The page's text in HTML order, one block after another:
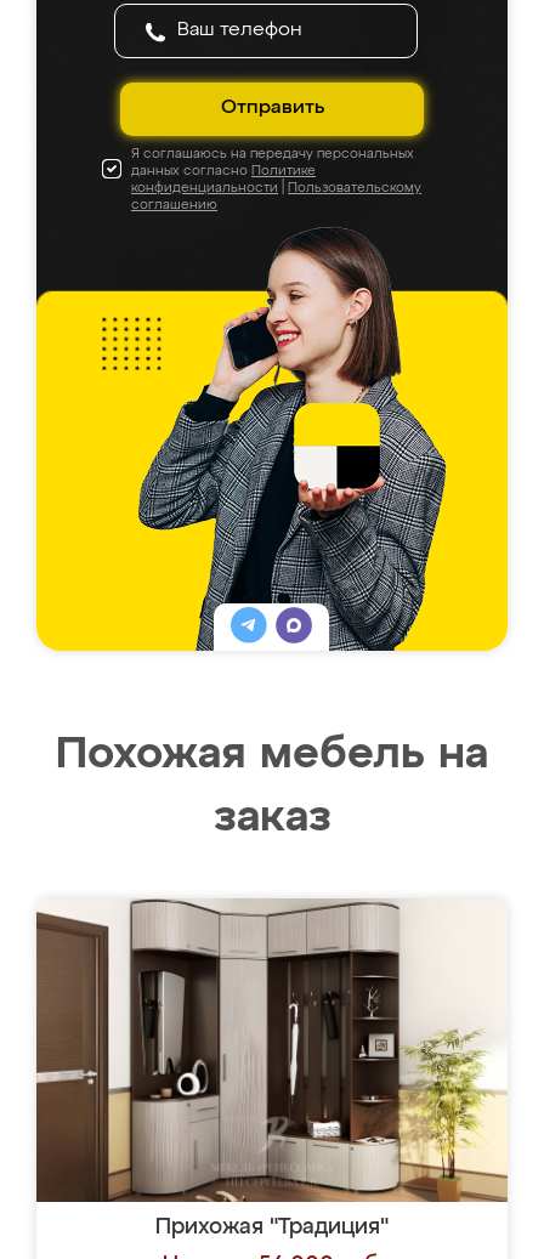
Отправить
Я соглашаюсь на передачу персональных
данных согласно Политике
конфиденциальности
Пользовательскому
соглашению
Похожая мебель на
заказ
Прихожая "Традиция"